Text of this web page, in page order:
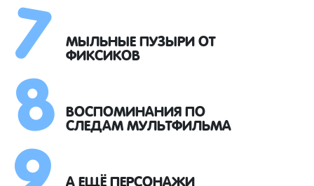
МЫЛЬНЫЕ ПУЗЫРИ ОТ
ФИКСИКОВ
ВОСПОМИНАНИЯ ПО
СЛЕДАМ МУЛЬТФИЛЬМА
А ЕЩЁ ПЕРСОНАЖИ